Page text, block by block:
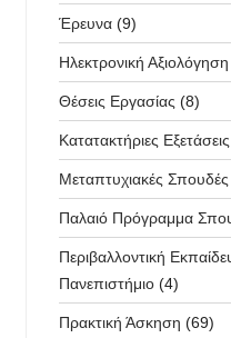
Έρευνα(9)
Ηλεκτρονική Αξιολόγηση
Θέσεις Εργασίας (8)
Κατατακτήριες Εξετάσεις
Μεταπτυχιακές Σπουδές
Παλαιό Πρόγραμμα
Περιβαλλοντική
Πανεπιστήμιο(4)
Πρακτική Άσκηση (69)